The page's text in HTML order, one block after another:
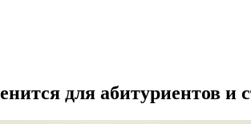
для абитуриентов и